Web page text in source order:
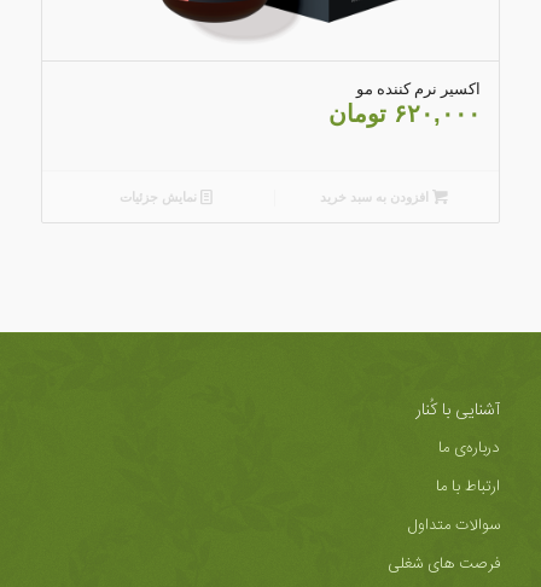
اکسیر نرم کننده مو
۶۲۰,۰۰۰ تومان
افزودن به سبد خرید نمایش جزئیات
آشنایی با کُنار
درباره‌ی ما
ارتباط با ما
سوالات متداول
فرصت های شغلی